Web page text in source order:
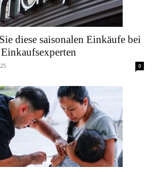
diese saisonalen Einkäufe bei
0